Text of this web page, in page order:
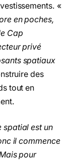
«
en poches,
Cap
privé
spatiaux
des
tout en
spatial est un
il commence
pour